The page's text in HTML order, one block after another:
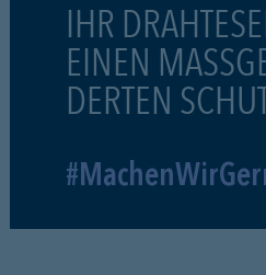
IHR
EINEN
DERTEN